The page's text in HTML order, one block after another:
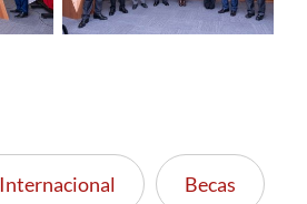
Internacional Becas